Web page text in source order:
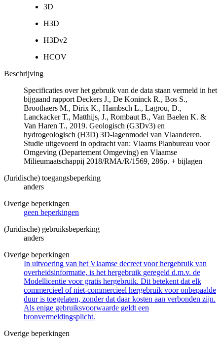
3D
H3D
H3Dv2
HCOV
Beschrijving
Specificaties over het gebruik van de data staan vermeld in het
bijgaand rapport Deckers J., De Koninck R., Bos S.,
Broothaers M., Dirix K., Hambsch L., Lagrou, D.,
Lanckacker T., Matthijs, J., Rombaut B., Van Baelen K. &
Van Haren T., 2019. Geologisch (G3Dv3) en
hydrogeologisch (H3D) 3D-lagenmodel van Vlaanderen.
Studie uitgevoerd in opdracht van: Vlaams Planbureau voor
Omgeving (Departement Omgeving) en Vlaamse
Milieumaatschappij 2018/RMA/R/1569, 286p. + bijlagen
(Juridische) toegangsbeperking
anders
Overige beperkingen
geen beperkingen
(Juridische) gebruiksbeperking
anders
Overige beperkingen
In uitvoering van het Vlaamse decreet voor hergebruik van
overheidsinformatie, is het hergebruik geregeld d.m.v. de
Modellicentie voor gratis hergebruik. Dit betekent dat elk
commercieel of niet-commercieel hergebruik voor onbepaalde
duur is toegelaten, zonder dat daar kosten aan verbonden zijn.
Als enige gebruiksvoorwaarde geldt een
bronvermeldingsplicht.
Overige beperkingen